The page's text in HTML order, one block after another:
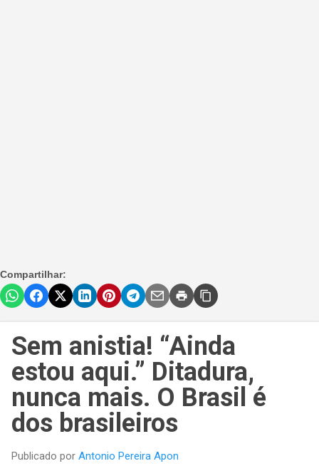
Compartilhar:
Sem anistia! “Ainda
estou aqui.” Ditadura,
nunca mais. O Brasil é
dos brasileiros
Publicado por Antonio Pereira Apon